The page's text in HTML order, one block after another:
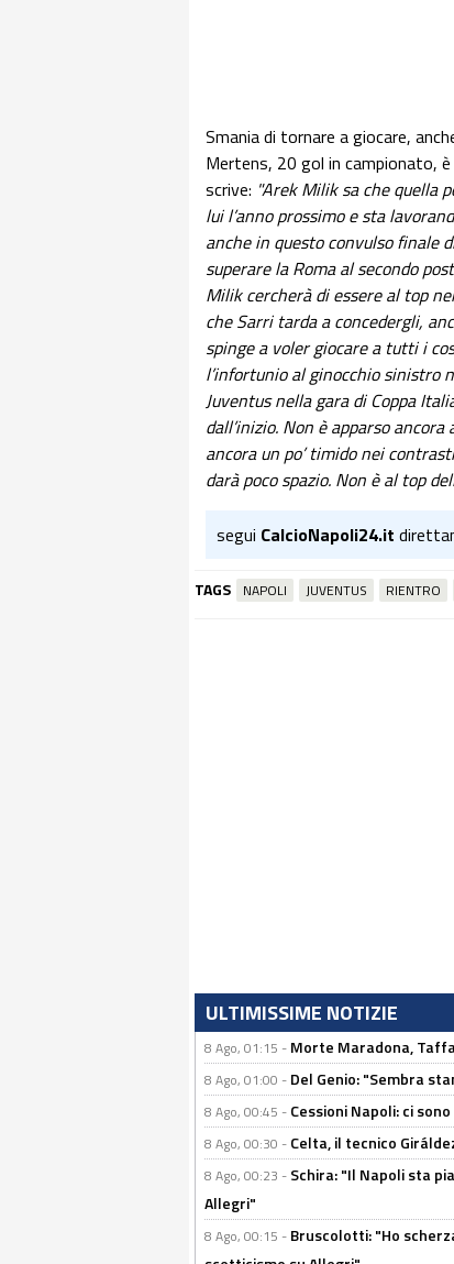
Smania di tornare a giocare,
Mertens, 20 gol in campionato,
scrive: "Arek Milik sa che quella
lui l’anno prossimo e sta
anche in questo convulso finale
superare la Roma al secondo
Milik cercherà di essere al top
che Sarri tarda a concedergli,
spinge a voler giocare a tutti i
l’infortunio al ginocchio sinistro
Juventus nella gara di Coppa
dall’inizio. Non è apparso
ancora un po’ timido nei
darà poco spazio. Non è al top
segui CalcioNapoli24.it
TAGS NAPOLI JUVENTUS RIENTRO
ULTIMISSIME NOTIZIE
8 Ago, 01:15 - Morte Maradona,
8 Ago, 01:00 - Del Genio: "Sembra
8 Ago, 00:45 - Cessioni Napoli: ci
8 Ago, 00:30 - Celta, il tecnico
8 Ago, 00:23 - Schira: "Il Napoli sta
Allegri"
8 Ago, 00:15 - Bruscolotti: "Ho